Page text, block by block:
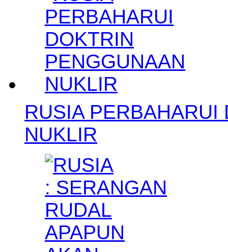
RUSIA
NUKLIR